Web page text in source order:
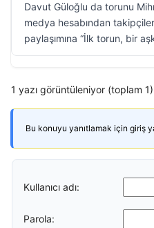
Davut Güloğlu da torunu
medya hesabından
paylaşımına “İlk torun, bir
1 yazı görüntüleniyor (toplam 1)
Bu konuyu yanıtlamak için giriş
Kullanıcı adı:
Parola: